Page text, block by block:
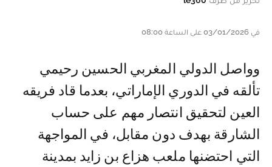
في 03/01/2026 على الساعة 08:00
وواصل الدولي المغربي الحسين رحيمي
تألقه في الدوري الإماراتي، بعدما قاد فريقه
العين لتحقيق انتصار مهم على حساب
الشارقة بهدف دون مقابل، في المواجهة
التي احتضنها ملعب هزاع بن زايد بمدينة